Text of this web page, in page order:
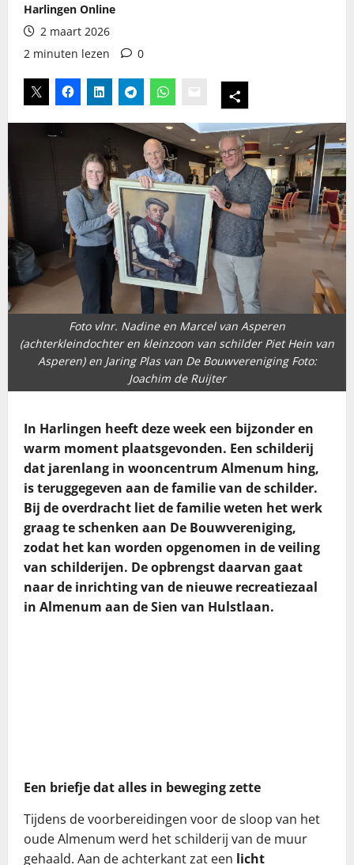
Harlingen Online
2 maart 2026
2 minuten lezen
0
Foto vlnr. Nadine en Marcel van Asperen
(achterkleindochter en kleinzoon van schilder Piet Hein van
Asperen) en Jaring Plas van De Bouwvereniging Foto:
Joachim de Ruijter
In Harlingen heeft deze week een bijzonder en
warm moment plaatsgevonden. Een schilderij
dat jarenlang in wooncentrum Almenum hing,
is teruggegeven aan de familie van de schilder.
Bij de overdracht liet de familie weten het werk
graag te schenken aan De Bouwvereniging,
zodat het kan worden opgenomen in de veiling
van schilderijen. De opbrengst daarvan gaat
naar de inrichting van de nieuwe recreatiezaal
in Almenum aan de Sien van Hulstlaan.
Een briefje dat alles in beweging zette
Tijdens de voorbereidingen voor de sloop van het
oude Almenum werd het schilderij van de muur
gehaald. Aan de achterkant zat een licht